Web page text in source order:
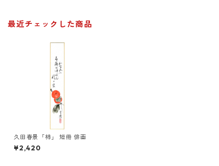
最近チェックした商品
久田春景「柿」 短冊 俳画
¥2,420